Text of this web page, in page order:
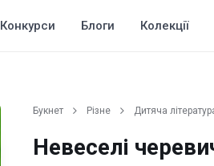
Конкурси Блоги Колекції
Букнет Різне Дитяча
Невеселі